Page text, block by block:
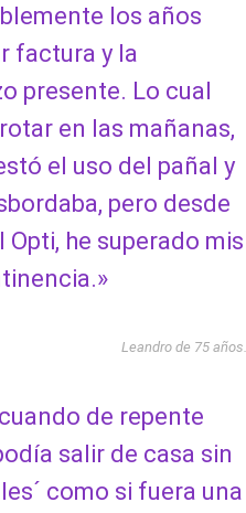
los años
factura y la
presente. Lo cual
en las mañanas,
el uso del pañal y
pero desde
Opti, he superado mis
Leandro de 75 años.
de repente
salir de casa sin
como si fuera una